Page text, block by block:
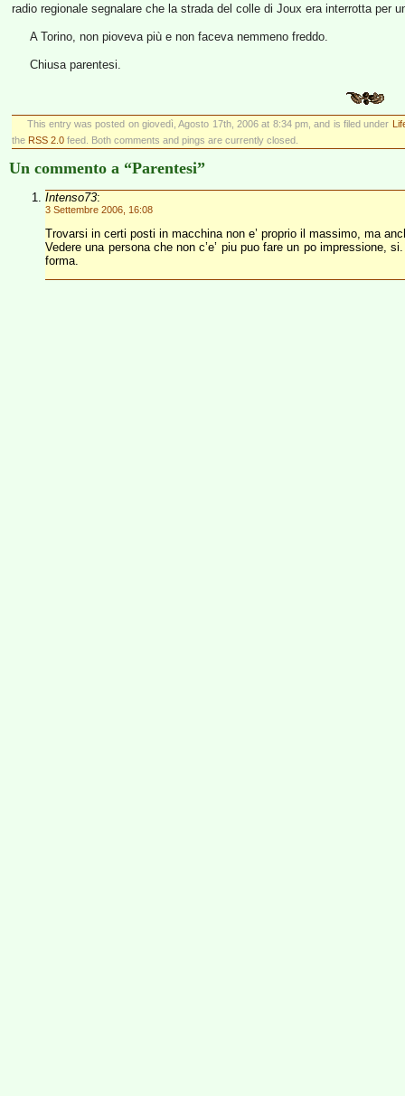
radio regionale segnalare che la strada del colle di Joux era interrotta per
A Torino, non pioveva più e non faceva nemmeno freddo.
Chiusa parentesi.
This entry was posted on giovedì, Agosto 17th, 2006 at 8:34 pm, and is filed under
the RSS 2.0 feed. Both comments and pings are currently closed.
Un commento a “Parentesi”
Intenso73:
3 Settembre 2006, 16:08
Trovarsi in certi posti in macchina non e’ proprio il massimo, ma
Vedere una persona che non c’e’ piu puo fare un po impressione,
forma.